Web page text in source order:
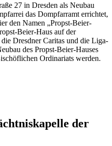
27 in Dresden als Neubau
das Dompfarramt errichtet,
den Namen „Propst-Beier-
Beier-Haus auf der
Dresdner Caritas und die Liga-
des Propst-Beier-Hauses
Ordinariats werden.
der